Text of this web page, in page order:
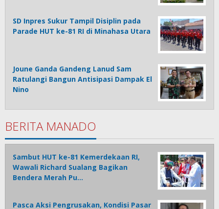
SD Inpres Sukur Tampil Disiplin pada
Parade HUT ke-81 RI di Minahasa Utara
Joune Ganda Gandeng Lanud Sam
Ratulangi Bangun Antisipasi Dampak El
Nino
BERITA MANADO
Sambut HUT ke-81 Kemerdekaan RI,
Wawali Richard Sualang Bagikan
Bendera Merah Pu…
Pasca Aksi Pengrusakan, Kondisi Pasar